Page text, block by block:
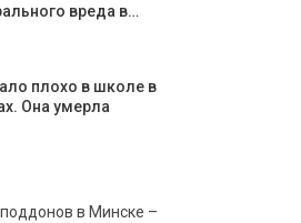
вреда в…
плохо в школе в
Она умерла
в Минске –